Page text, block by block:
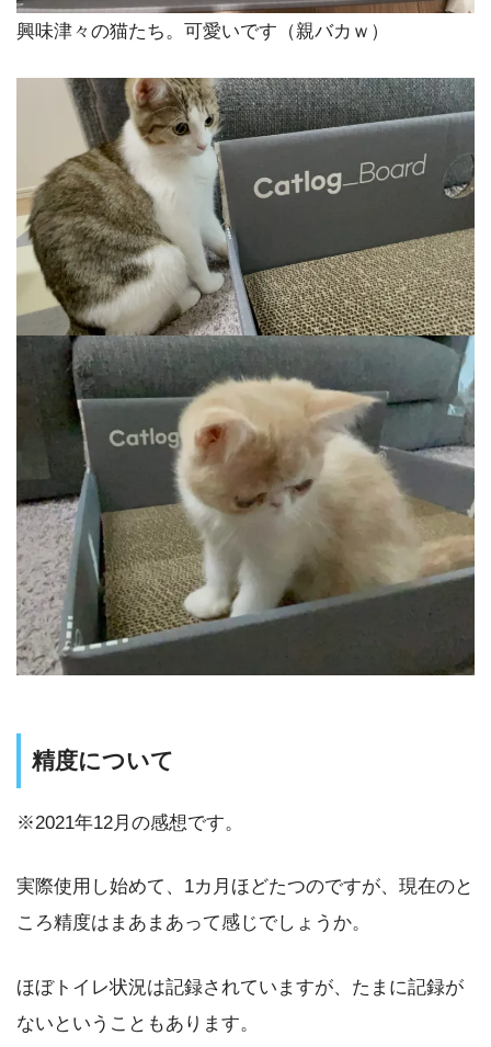
興味津々の猫たち。可愛いです（親バカｗ）
精度について
※2021年12月の感想です。
実際使用し始めて、1カ月ほどたつのですが、現在のと
ころ精度はまあまあって感じでしょうか。
ほぼトイレ状況は記録されていますが、たまに記録が
ないということもあります。